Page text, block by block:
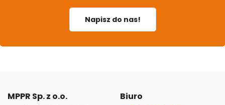
Napisz do nas!
MPPR Sp. z o.o. Biuro